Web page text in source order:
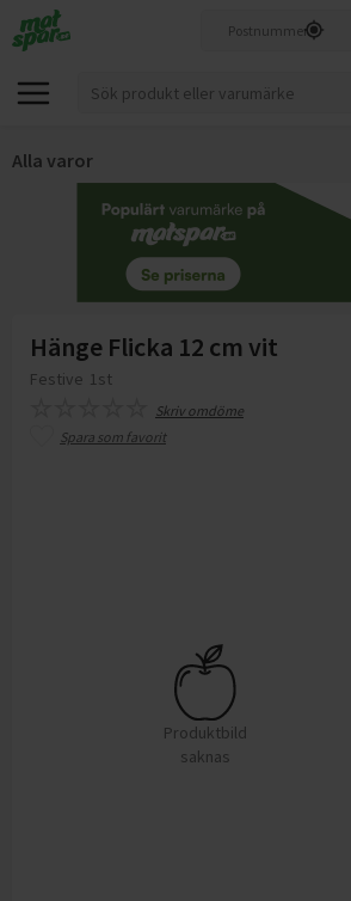
Alla varor
Hänge Flicka 12 cm vit
Festive 1st
Skriv omdöme
Spara som favorit
Produktbild
saknas